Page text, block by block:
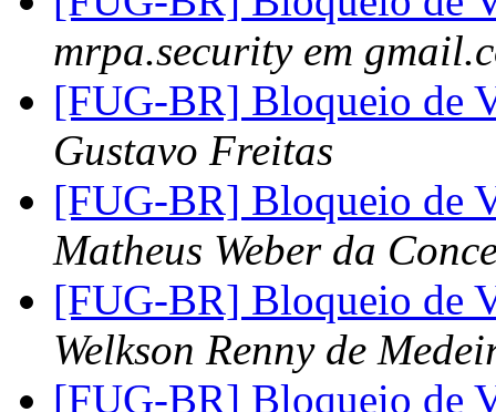
mrpa.security em
[FUG-BR] Bloqueio de
Gustavo Freitas
[FUG-BR] Bloqueio de
Matheus Weber da
[FUG-BR] Bloqueio de
Welkson Renny de
[FUG-BR] Bloqueio de